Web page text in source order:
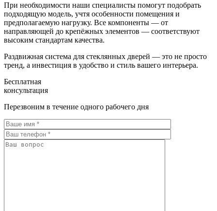
При необходимости наши специалисты помогут подобрать
подходящую модель, учтя особенности помещения и
предполагаемую нагрузку. Все компоненты — от
направляющей до крепёжных элементов — соответствуют
высоким стандартам качества.
Раздвижная система для стеклянных дверей — это не просто
тренд, а инвестиция в удобство и стиль вашего интерьера.
Бесплатная
консультация
Перезвоним в течение одного рабочего дня